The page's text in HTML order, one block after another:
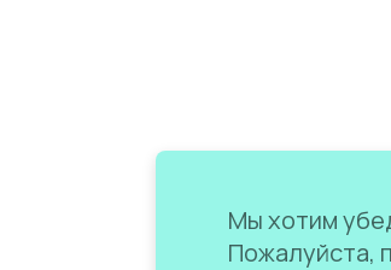
Мы хотим
Пожалуйста,